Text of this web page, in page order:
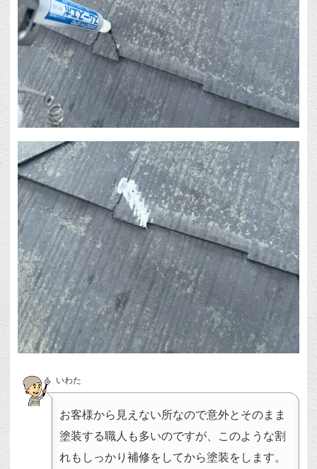
いわた
お客様から見えない所なので意外とそのまま
塗装する職人も多いのですが、このような割
れもしっかり補修をしてから塗装をします。